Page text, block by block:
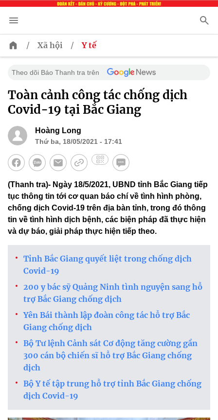
/ Xã hội / Y tế
Theo dõi Báo Thanh tra trên
Toàn cảnh công tác chống dịch
Covid-19 tại Bắc Giang
Hoàng Long
Thứ ba, 18/05/2021 - 17:41
(Thanh tra)- Ngày 18/5/2021, UBND tỉnh Bắc Giang tiếp
tục thông tin tới cơ quan báo chí về tình hình phòng,
chống dịch Covid-19 trên địa bàn tỉnh, trong đó thông
tin về tình hình dịch bệnh, các biện pháp đã thực hiện
và dự báo, giải pháp thực hiện tiếp theo.
Tỉnh Bắc Giang quyết liệt trong chống dịch
Covid-19
200 y bác sỹ Quảng Ninh tình nguyện sang hỗ
trợ Bắc Giang chống dịch
Yên Bái thành lập đoàn công tác hỗ trợ Bắc
Giang chống dịch
Bộ Tư lệnh Cảnh sát Cơ động tăng cường gần
300 cán bộ chiến sĩ hỗ trợ Bắc Giang chống
dịch
Bộ Y tế tập trung hỗ trợ tỉnh Bắc Giang chống
dịch Covid-19